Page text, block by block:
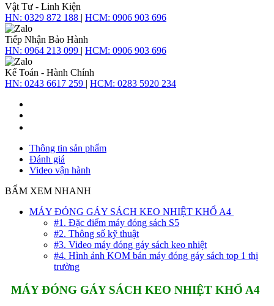
Vật Tư - Linh Kiện
HN: 0329 872 188 | HCM: 0906 903 696
Tiếp Nhận Bảo Hành
HN: 0964 213 099 | HCM: 0906 903 696
Kế Toán - Hành Chính
HN: 0243 6617 259 | HCM: 0283 5920 234
Thông tin sản phẩm
Đánh giá
Video vận hành
BẤM XEM NHANH
MÁY ĐÓNG GÁY SÁCH KEO NHIỆT KHỔ A4
#1. Đặc điểm máy đóng sách S5
#2. Thông số kỹ thuật
#3. Video máy đóng gáy sách keo nhiệt
#4. Hình ảnh KOM bán máy đóng gáy sách top 1 thị
trường
MÁY ĐÓNG GÁY SÁCH KEO NHIỆT KHỔ A4